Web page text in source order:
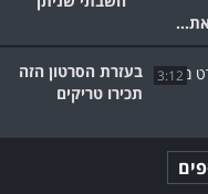
3:12
בעזרת הסרטון הזה
תכירו טריקים